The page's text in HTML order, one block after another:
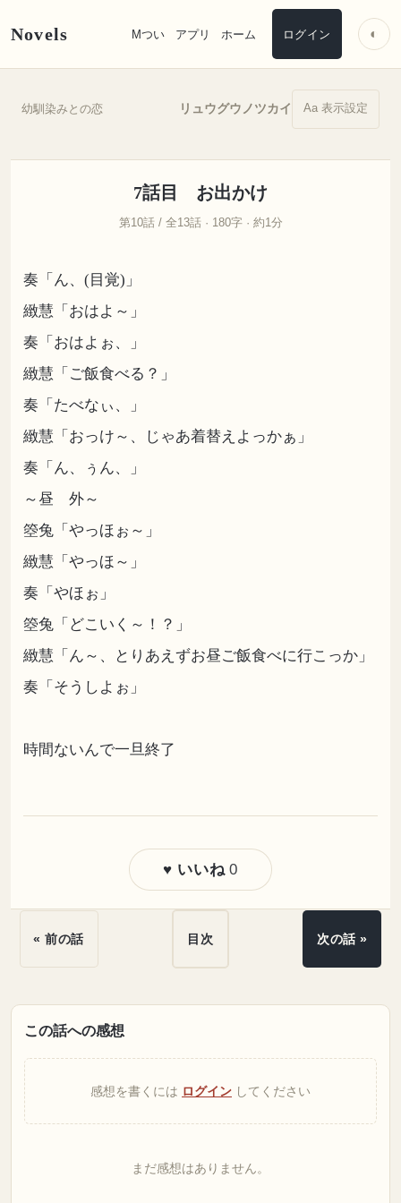
Novels Mつい アプリ ホーム ログイン ◐
幼馴染みとの恋 リュウグウノツカイ Aa 表示設定
7話目 お出かけ
第10話 / 全13話 · 180字 · 約1分
奏「ん、(目覚)」
緻慧「おはよ～」
奏「おはよぉ、」
緻慧「ご飯食べる？」
奏「たべなぃ、」
緻慧「おっけ～、じゃあ着替えよっかぁ」
奏「ん、ぅん、」
～昼 外～
箜兔「やっほぉ～」
緻慧「やっほ～」
奏「やほぉ」
箜兔「どこいく～！？」
緻慧「ん～、とりあえずお昼ご飯食べに行こっか」
奏「そうしよぉ」
時間ないんで一旦終了
♥ いいね 0
« 前の話 目次 次の話 »
この話への感想
感想を書くには ログイン してください
まだ感想はありません。